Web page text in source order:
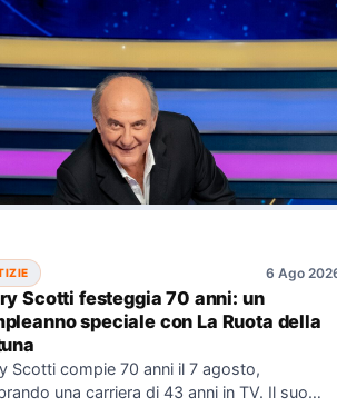
6 Ago
Scotti festeggia 70 anni: un
speciale con La Ruota della
Scotti compie 70 anni il 7 agosto,
una carriera di 43 anni in TV. Il suo…